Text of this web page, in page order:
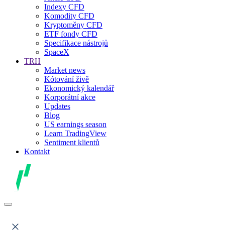
Indexy CFD
Komodity CFD
Kryptoměny CFD
ETF fondy CFD
Specifikace nástrojů
SpaceX
TRH
Market news
Kótování živě
Ekonomický kalendář
Korporátní akce
Updates
Blog
US earnings season
Learn TradingView
Sentiment klientů
Kontakt